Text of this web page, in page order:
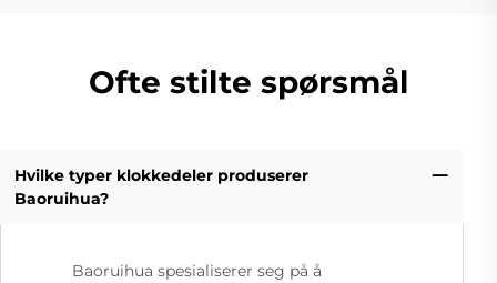
Ofte stilte spørsmål
Hvilke typer klokkedeler produserer
Baoruihua?
Baoruihua spesialiserer seg på å